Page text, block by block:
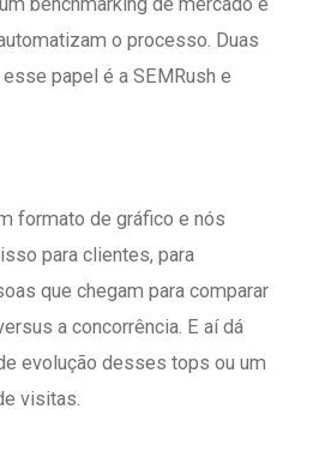
o processo. Duas
papel é a SEMRush e
formato de gráfico e nós
para clientes, para
que chegam para comparar
a concorrência. E aí dá
evolução desses tops ou um
visitas.